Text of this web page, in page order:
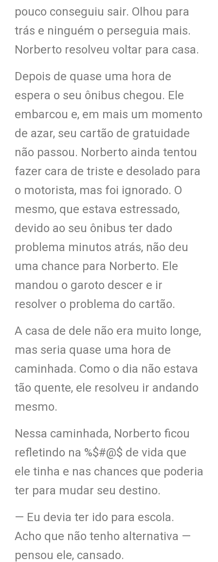
pouco conseguiu sair. Olhou para
trás e ninguém o perseguia mais.
Norberto resolveu voltar para casa.
Depois de quase uma hora de
espera o seu ônibus chegou. Ele
embarcou e, em mais um momento
de azar, seu cartão de gratuidade
não passou. Norberto ainda tentou
fazer cara de triste e desolado para
o motorista, mas foi ignorado. O
mesmo, que estava estressado,
devido ao seu ônibus ter dado
problema minutos atrás, não deu
uma chance para Norberto. Ele
mandou o garoto descer e ir
resolver o problema do cartão.
A casa de dele não era muito longe,
mas seria quase uma hora de
caminhada. Como o dia não estava
tão quente, ele resolveu ir andando
mesmo.
Nessa caminhada, Norberto ficou
refletindo na %$#@$ de vida que
ele tinha e nas chances que poderia
ter para mudar seu destino.
— Eu devia ter ido para escola.
Acho que não tenho alternativa —
pensou ele, cansado.